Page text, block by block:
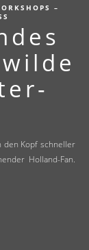
–
Holland-Fan.